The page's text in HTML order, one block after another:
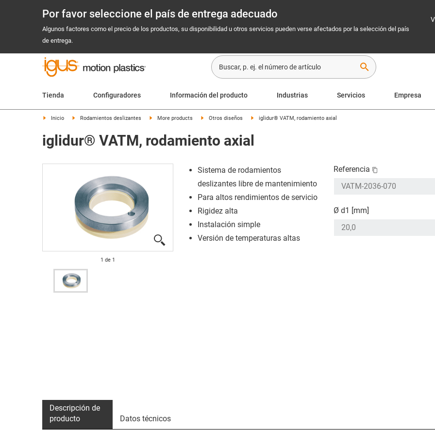
Por favor seleccione el país de entrega adecuado
Algunos factores como el precio de los productos, su disponibilidad u otros servicios pueden verse afectados por la selección del país
de entrega.
search
Tienda Configuradores Información del producto Industrias Servicios Empresa
Inicio Rodamientos deslizantes More products Otros diseños iglidur® VATM, rodamiento axial
iglidur® VATM, rodamiento axial
1 de 1
Sistema de rodamientos
deslizantes libre de mantenimiento
Para altos rendimientos de servicio
Rigidez alta
Instalación simple
Versión de temperaturas altas
Referencia
Ø d1 [mm]
Descripción de
producto
Datos técnicos